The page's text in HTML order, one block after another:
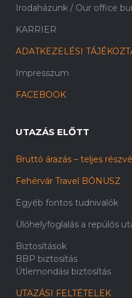
Irodaházunk / Our office
KARRIER
ADATKEZELÉSI
Impresszum
FACEBOOK
UTAZÁS ELŐTT
Bruttó árazás – teljes
Fehérvár Travel BÓNUSZ
Egyéb fontos tudnivalók
Ülőhelyfoglalás a repülős
Biztosítások
BBP biztosítás
Útlemondási biztosítás
UTAZÁSI FELTÉTELEK